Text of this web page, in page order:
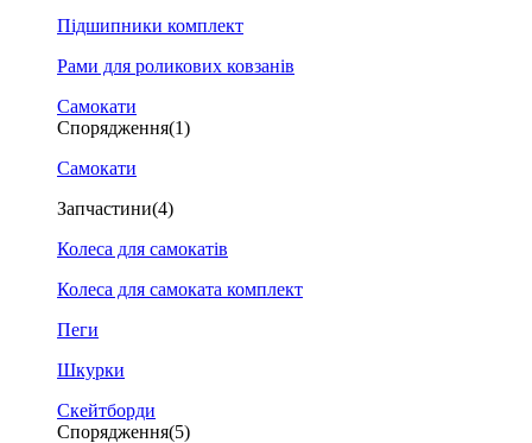
Підшипники комплект
Рами для роликових ковзанів
Самокати
Спорядження(1)
Самокати
Запчастини(4)
Колеса для самокатів
Колеса для самоката комплект
Пеги
Шкурки
Скейтборди
Спорядження(5)